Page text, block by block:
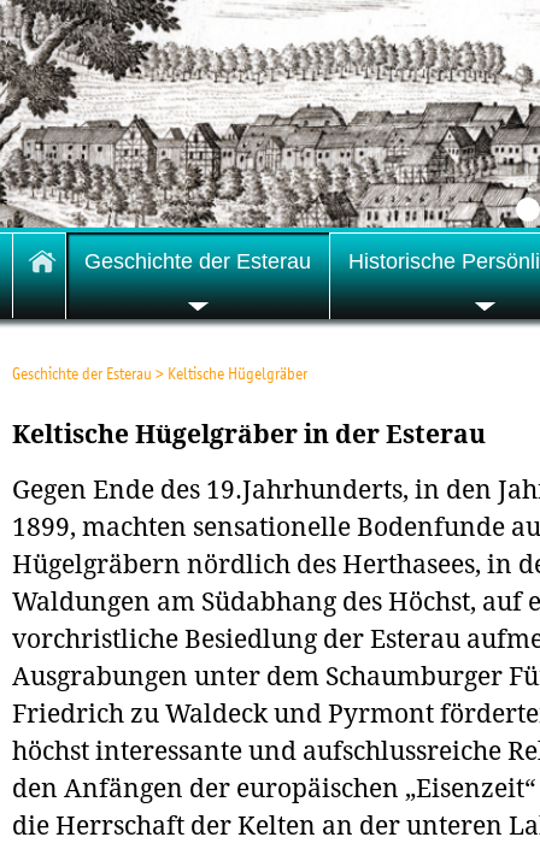
Geschichte der Esterau Historische
Geschichte der Esterau > Keltische Hügelgräber
Keltische Hügelgräber in der Esterau
Gegen Ende des 19.Jahrhunderts, in den
1899, machten sensationelle Bodenfunde
Hügelgräbern nördlich des Herthasees, in
Waldungen am Südabhang des Höchst, auf
vorchristliche Besiedlung der Esterau
Ausgrabungen unter dem Schaumburger
Friedrich zu Waldeck und Pyrmont
höchst interessante und aufschlussreiche
den Anfängen der europäischen
die Herrschaft der Kelten an der unteren